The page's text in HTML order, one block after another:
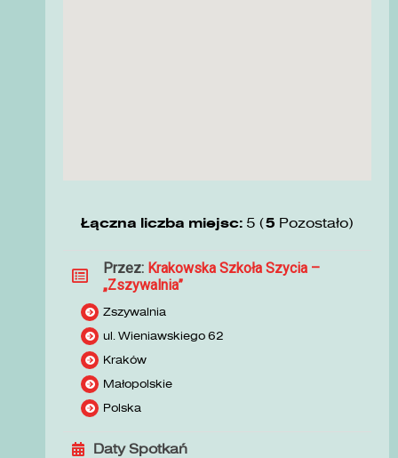
Łączna liczba miejsc: 5 (5 Pozostało)
Przez: Krakowska Szkoła Szycia –
„Zszywalnia”
Zszywalnia
ul. Wieniawskiego 62
Kraków
Małopolskie
Polska
Daty Spotkań